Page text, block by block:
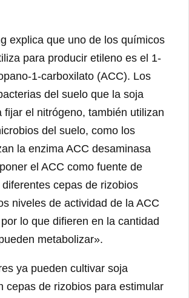
explica que uno de los químicos
para producir etileno es el 1-
1-carboxilato (ACC). Los
del suelo que la soja
fijar el nitrógeno, también utilizan
del suelo, como los
la enzima ACC desaminasa
el ACC como fuente de
cepas de rizobios
niveles de actividad de la ACC
lo que difieren en la cantidad
metabolizar».
ya pueden cultivar soja
cepas de rizobios para estimular